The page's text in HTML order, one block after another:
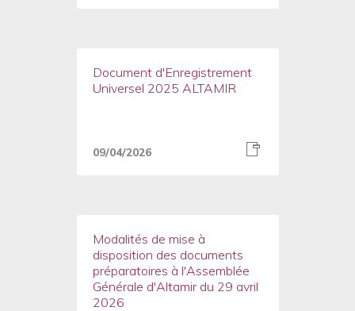
Document d'Enregistrement
Universel 2025 ALTAMIR
09/04/2026
Modalités de mise à
disposition des documents
préparatoires à l'Assemblée
Générale d'Altamir du 29 avril
2026